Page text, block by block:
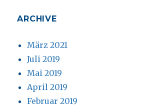
ARCHIVE
März 2021
Juli 2019
Mai 2019
April 2019
Februar 2019